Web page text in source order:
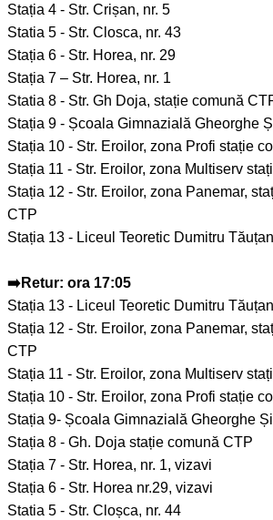
Stația 4 - Str. Crișan, nr. 5
Statia 5 - Str. Closca, nr. 43
Stația 6 - Str. Horea, nr. 29
Stația 7 – Str. Horea, nr. 1
Statia 8 - Str. Gh Doja, stație comună
Stația 9 - Școala Gimnazială Gheorghe
Stația 10 - Str. Eroilor, zona Profi stație
Stația 11 - Str. Eroilor, zona Multiserv
Stația 12 - Str. Eroilor, zona Panemar,
CTP
Stația 13 - Liceul Teoretic Dumitru Tăuțan
➡️Retur: ora 17:05
Stația 13 - Liceul Teoretic Dumitru Tăuțan
Stația 12 - Str. Eroilor, zona Panemar,
CTP
Stația 11 - Str. Eroilor, zona Multiserv
Stația 10 - Str. Eroilor, zona Profi stație
Stația 9- Școala Gimnazială Gheorghe
Stația 8 - Gh. Doja stație comună CTP
Stația 7 - Str. Horea, nr. 1, vizavi
Stația 6 - Str. Horea nr.29, vizavi
Statia 5 - Str. Cloșca, nr. 44